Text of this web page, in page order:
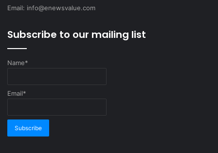
Email: info@enewsvalue.com
Subscribe to our mailing list
Name*
Email*